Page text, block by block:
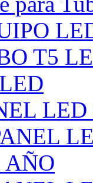
T5
AÑO